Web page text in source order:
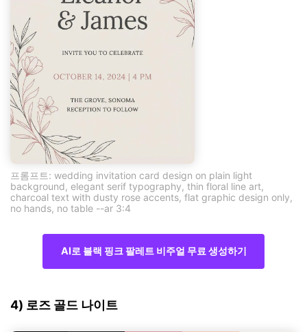
프롬프트: wedding invitation card design on plain light
background, elegant serif typography, thin floral line art,
charcoal text with dusty rose accents, flat graphic design only,
no hands, no table --ar 3:4
AI로 블랙 핑크 팔레트 비주얼 무료 생성하기
4) 로즈 골드 나이트